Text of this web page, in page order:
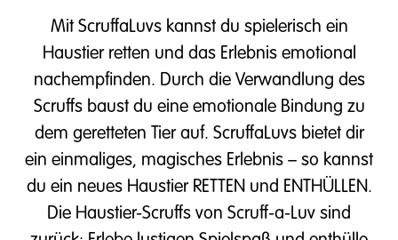
Mit ScruffaLuvs kannst du spielerisch ein
Haustier retten und das Erlebnis emotional
nachempfinden. Durch die Verwandlung des
Scruffs baust du eine emotionale Bindung zu
dem geretteten Tier auf. ScruffaLuvs bietet dir
ein einmaliges, magisches Erlebnis – so kannst
du ein neues Haustier RETTEN und ENTHÜLLEN.
Die Haustier-Scruffs von Scruff-a-Luv sind